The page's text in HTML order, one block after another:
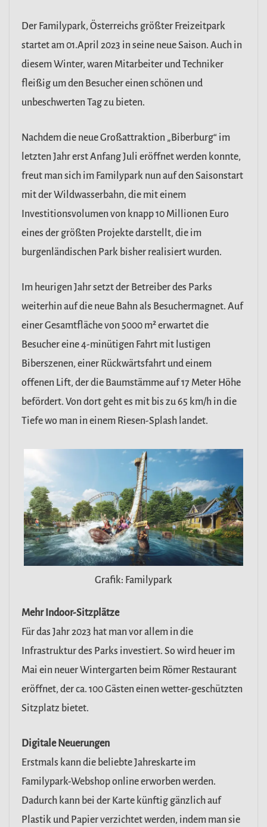
Der Familypark, Österreichs größter Freizeitpark
startet am 01.April 2023 in seine neue Saison. Auch in
diesem Winter, waren Mitarbeiter und Techniker
fleißig um den Besucher einen schönen und
unbeschwerten Tag zu bieten.
Nachdem die neue Großattraktion „Biberburg“ im
letzten Jahr erst Anfang Juli eröffnet werden konnte,
freut man sich im Familypark nun auf den Saisonstart
mit der Wildwasserbahn, die mit einem
Investitionsvolumen von knapp 10 Millionen Euro
eines der größten Projekte darstellt, die im
burgenländischen Park bisher realisiert wurden.
Im heurigen Jahr setzt der Betreiber des Parks
weiterhin auf die neue Bahn als Besuchermagnet. Auf
einer Gesamtfläche von 5000 m² erwartet die
Besucher eine 4-minütigen Fahrt mit lustigen
Biberszenen, einer Rückwärtsfahrt und einem
offenen Lift, der die Baumstämme auf 17 Meter Höhe
befördert. Von dort geht es mit bis zu 65 km/h in die
Tiefe wo man in einem Riesen-Splash landet.
Grafik: Familypark
Mehr Indoor-Sitzplätze
Für das Jahr 2023 hat man vor allem in die
Infrastruktur des Parks investiert. So wird heuer im
Mai ein neuer Wintergarten beim Römer Restaurant
eröffnet, der ca. 100 Gästen einen wetter-geschützten
Sitzplatz bietet.
Digitale Neuerungen
Erstmals kann die beliebte Jahreskarte im
Familypark-Webshop online erworben werden.
Dadurch kann bei der Karte künftig gänzlich auf
Plastik und Papier verzichtet werden, indem man sie